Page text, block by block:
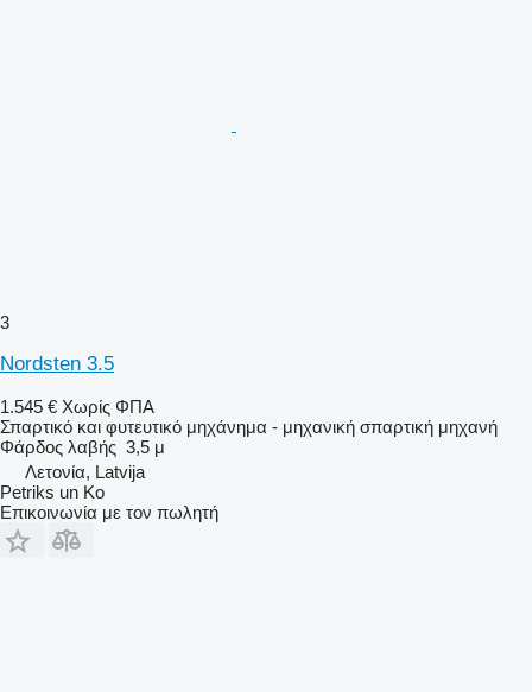
3
Nordsten 3.5
1.545 € Χωρίς ΦΠΑ
Σπαρτικό και φυτευτικό μηχάνημα - μηχανική σπαρτική μηχανή
Φάρδος λαβής 3,5 μ
Λετονία, Latvija
Petriks un Ko
Επικοινωνία με τον πωλητή